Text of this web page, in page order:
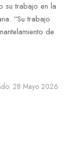
su trabajo en la
“Su trabajo
de
28 Mayo 2026